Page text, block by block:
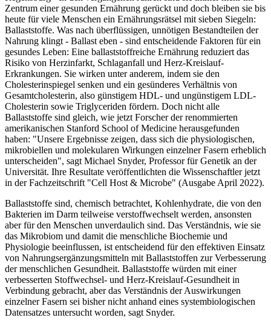
Zentrum einer gesunden Ernährung gerückt und doch bleiben sie bis
heute für viele Menschen ein Ernährungsrätsel mit sieben Siegeln:
Ballaststoffe. Was nach überflüssigen, unnötigen Bestandteilen der
Nahrung klingt - Ballast eben - sind entscheidende Faktoren für ein
gesundes Leben: Eine ballaststoffreiche Ernährung reduziert das
Risiko von Herzinfarkt, Schlaganfall und Herz-Kreislauf-
Erkrankungen. Sie wirken unter anderem, indem sie den
Cholesterinspiegel senken und ein gesünderes Verhältnis von
Gesamtcholesterin, also günstigem HDL- und ungünstigem LDL-
Cholesterin sowie Triglyceriden fördern. Doch nicht alle
Ballaststoffe sind gleich, wie jetzt Forscher der renommierten
amerikanischen Stanford School of Medicine herausgefunden
haben: "Unsere Ergebnisse zeigen, dass sich die physiologischen,
mikrobiellen und molekularen Wirkungen einzelner Fasern erheblich
unterscheiden", sagt Michael Snyder, Professor für Genetik an der
Universität. Ihre Resultate veröffentlichten die Wissenschaftler jetzt
in der Fachzeitschrift "Cell Host & Microbe" (Ausgabe April 2022).
Ballaststoffe sind, chemisch betrachtet, Kohlenhydrate, die von den
Bakterien im Darm teilweise verstoffwechselt werden, ansonsten
aber für den Menschen unverdaulich sind. Das Verständnis, wie sie
das Mikrobiom und damit die menschliche Biochemie und
Physiologie beeinflussen, ist entscheidend für den effektiven Einsatz
von Nahrungsergänzungsmitteln mit Ballaststoffen zur Verbesserung
der menschlichen Gesundheit. Ballaststoffe würden mit einer
verbesserten Stoffwechsel- und Herz-Kreislauf-Gesundheit in
Verbindung gebracht, aber das Verständnis der Auswirkungen
einzelner Fasern sei bisher nicht anhand eines systembiologischen
Datensatzes untersucht worden, sagt Snyder.